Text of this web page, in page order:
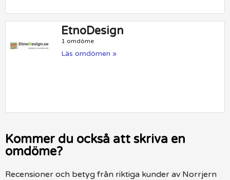
EtnoDesign
1 omdöme
Läs omdömen »
Kommer du också att skriva en
omdöme?
Recensioner och betyg från riktiga kunder av Norrjern